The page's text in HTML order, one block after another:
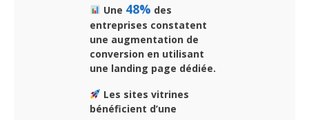
Une 48% des
entreprises constatent
une augmentation de
conversion en utilisant
une landing page dédiée.
Les sites vitrines
bénéficient d’une